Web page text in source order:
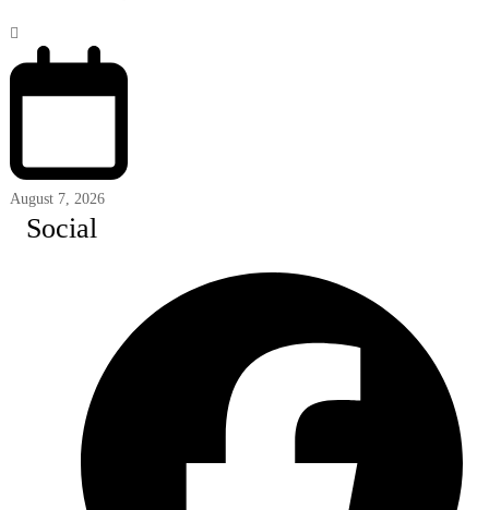
August 7, 2026
Social